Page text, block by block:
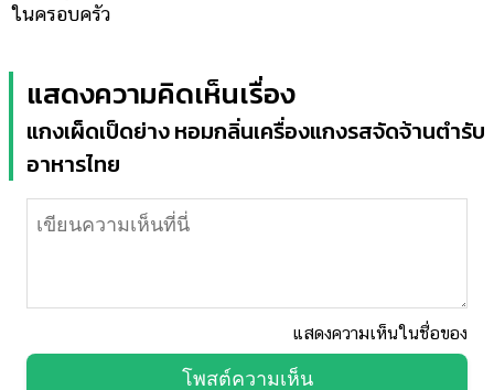
ในครอบครัว
แสดงความคิดเห็นเรื่อง
แกงเผ็ดเป็ดย่าง หอมกลิ่นเครื่องแกงรสจัดจ้านตำรับ
อาหารไทย
แสดงความเห็นในชื่อของ
โพสต์ความเห็น